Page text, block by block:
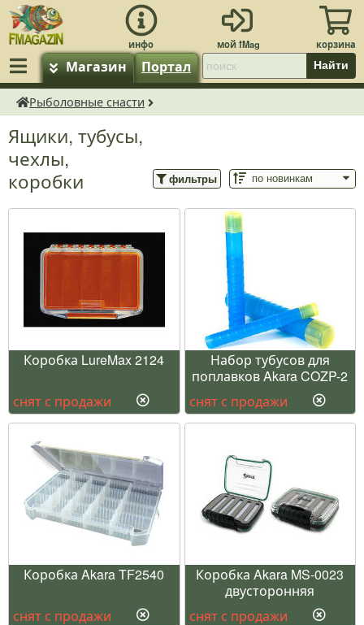
Магазин Портал Найти
fMagazin.ru
Рыболовные снасти
Ящики, тубусы,
чехлы,
коробки
фильтры
Коробка LureMax 2124
снят с продажи
Набор тубусов для
поплавков Akara COZP-2
снят с продажи
Коробка Akara TF2540
снят с продажи
Коробка Akara MS-0023
двусторонняя
снят с продажи